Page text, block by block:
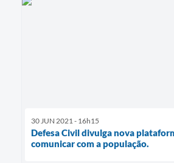
30 JUN 2021 - 16h15
Defesa Civil divulga nova
comunicar com a população.